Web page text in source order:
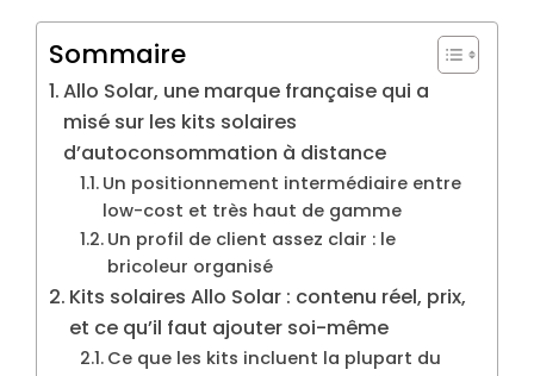
Sommaire
Allo Solar, une marque française qui a
misé sur les kits solaires
d’autoconsommation à distance
Un positionnement intermédiaire entre
low-cost et très haut de gamme
Un profil de client assez clair : le
bricoleur organisé
Kits solaires Allo Solar : contenu réel, prix,
et ce qu’il faut ajouter soi-même
Ce que les kits incluent la plupart du